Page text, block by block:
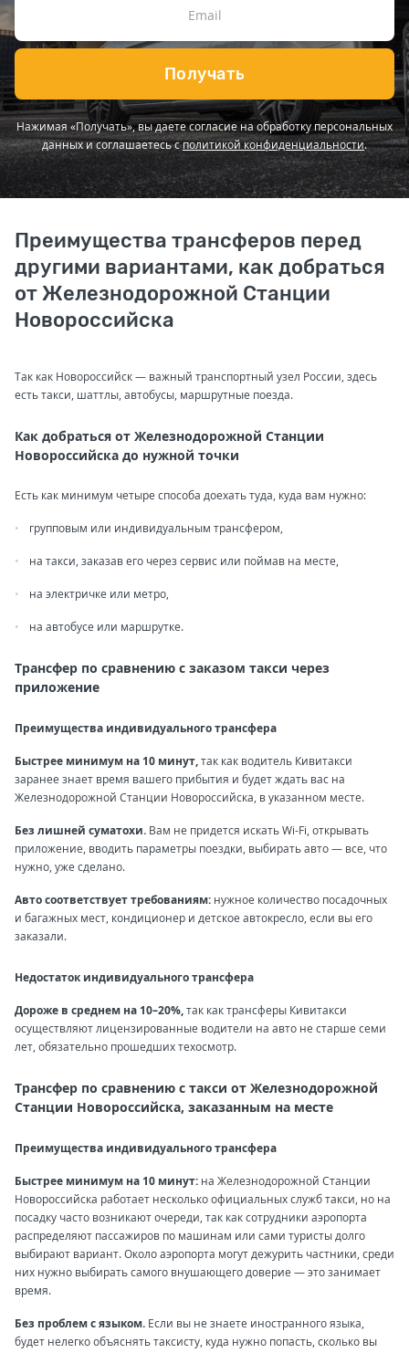
Получать
Нажимая «Получать», вы даете согласие на обработку персональных
данных и соглашаетесь сполитикой конфиденциальности.
Преимущества трансферов перед
другими вариантами, как добраться
от Железнодорожной Станции
Новороссийска
Так как Новороссийск — важный транспортный узел России, здесь
есть такси, шаттлы, автобусы, маршрутные поезда.
Как добраться от Железнодорожной Станции
Новороссийска до нужной точки
Есть как минимум четыре способа доехать туда, куда вам нужно:
групповым или индивидуальным трансфером,
на такси, заказав его через сервис или поймав на месте,
на электричке или метро,
на автобусе или маршрутке.
Трансфер по сравнению с заказом такси через
приложение
Преимущества индивидуального трансфера
Быстрее минимум на 10 минут,так как водитель Кивитакси
заранее знает время вашего прибытия и будет ждать вас на
Железнодорожной Станции Новороссийска, в указанном месте.
Без лишней суматохи. Вам не придется искать Wi-Fi, открывать
приложение, вводить параметры поездки, выбирать авто — все, что
нужно, уже сделано.
Авто соответствует требованиям: нужное количество посадочных
и багажных мест, кондиционер и детское автокресло, если вы его
заказали.
Недостаток индивидуального трансфера
Дороже в среднем на 10–20%,так как трансферы Кивитакси
осуществляют лицензированные водители на авто не старше семи
лет, обязательно прошедших техосмотр.
Трансфер по сравнению с такси от Железнодорожной
Станции Новороссийска, заказанным на месте
Преимущества индивидуального трансфера
Быстрее минимум на 10 минут: на Железнодорожной Станции
Новороссийска работает несколько официальных служб такси, но на
посадку часто возникают очереди, так как сотрудники аэропорта
распределяют пассажиров по машинам или сами туристы долго
выбирают вариант. Около аэропорта могут дежурить частники, среди
них нужно выбирать самого внушающего доверие — это занимает
время.
Без проблем с языком. Если вы не знаете иностранного языка,
будет нелегко объяснять таксисту, куда нужно попасть, сколько вы